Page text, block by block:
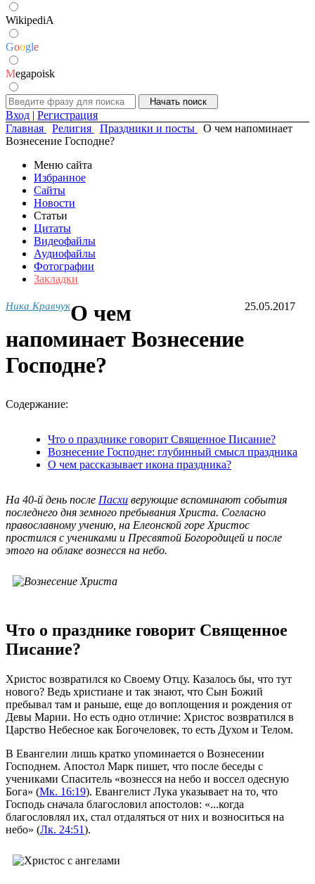
WikipediA
Google
Megapoisk
Вход | Регистрация
Главная
Религия Праздники и посты
О чем напоминает
Вознесение Господне?
Меню сайта
Избранное
Сайты
Новости
Статьи
Цитаты
Видеофайлы
Аудиофайлы
Фотографии
Закладки
Ника Кравчук 25.05.2017
О чем
напоминает Вознесение
Господне?
Содержание:
Что о празднике говорит Священное Писание?
Вознесение Господне: глубинный смысл праздника
О чем рассказывает икона праздника?
На 40-й день после Пасхи верующие вспоминают события
последнего дня земного пребывания Христа. Согласно
православному учению, на Елеонской горе Христос
простился с учениками и Пресвятой Богородицей и после
этого на облаке вознесся на небо.
Что о празднике говорит Священное
Писание?
Христос возвратился ко Своему Отцу. Казалось бы, что тут
нового? Ведь христиане и так знают, что Сын Божий
пребывал там и раньше, еще до воплощения и рождения от
Девы Марии. Но есть одно отличие: Христос возвратился в
Царство Небесное как Богочеловек, то есть Духом и Телом.
В Евангелии лишь кратко упоминается о Вознесении
Господнем. Апостол Марк пишет, что после беседы с
учениками Спаситель
вознесся на небо и воссел одесную
Бога
(Мк. 16:19). Евангелист Лука указывает на то, что
Господь сначала благословил апостолов:
...когда
благословлял их, стал отдаляться от них и возноситься на
небо
(Лк. 24:51).